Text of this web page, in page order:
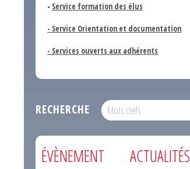
- Service formation des élus
- Service Orientation et documentation
- Services ouverts aux adhérents
RECHERCHE
ÉVÈNEMENT ACTUALITÉS